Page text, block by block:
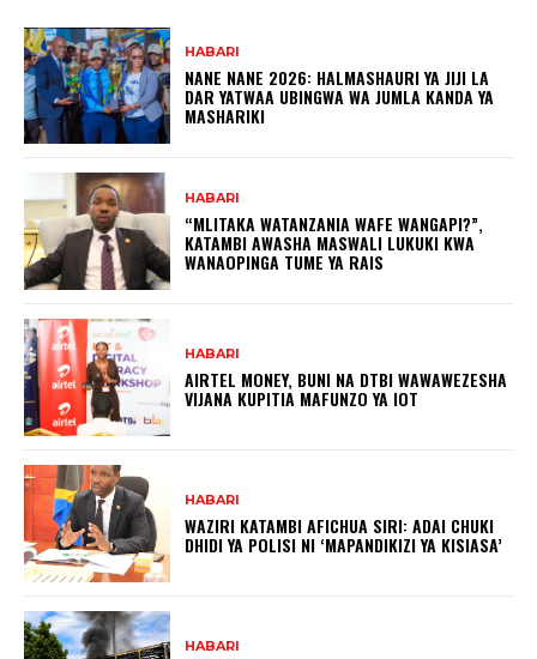
HABARI
NANE NANE 2026: HALMASHAURI YA JIJI LA
DAR YATWAA UBINGWA WA JUMLA KANDA YA
MASHARIKI
HABARI
“MLITAKA WATANZANIA WAFE WANGAPI?”,
KATAMBI AWASHA MASWALI LUKUKI KWA
WANAOPINGA TUME YA RAIS
HABARI
AIRTEL MONEY, BUNI NA DTBI WAWAWEZESHA
VIJANA KUPITIA MAFUNZO YA IOT
HABARI
WAZIRI KATAMBI AFICHUA SIRI: ADAI CHUKI
DHIDI YA POLISI NI ‘MAPANDIKIZI YA KISIASA’
HABARI